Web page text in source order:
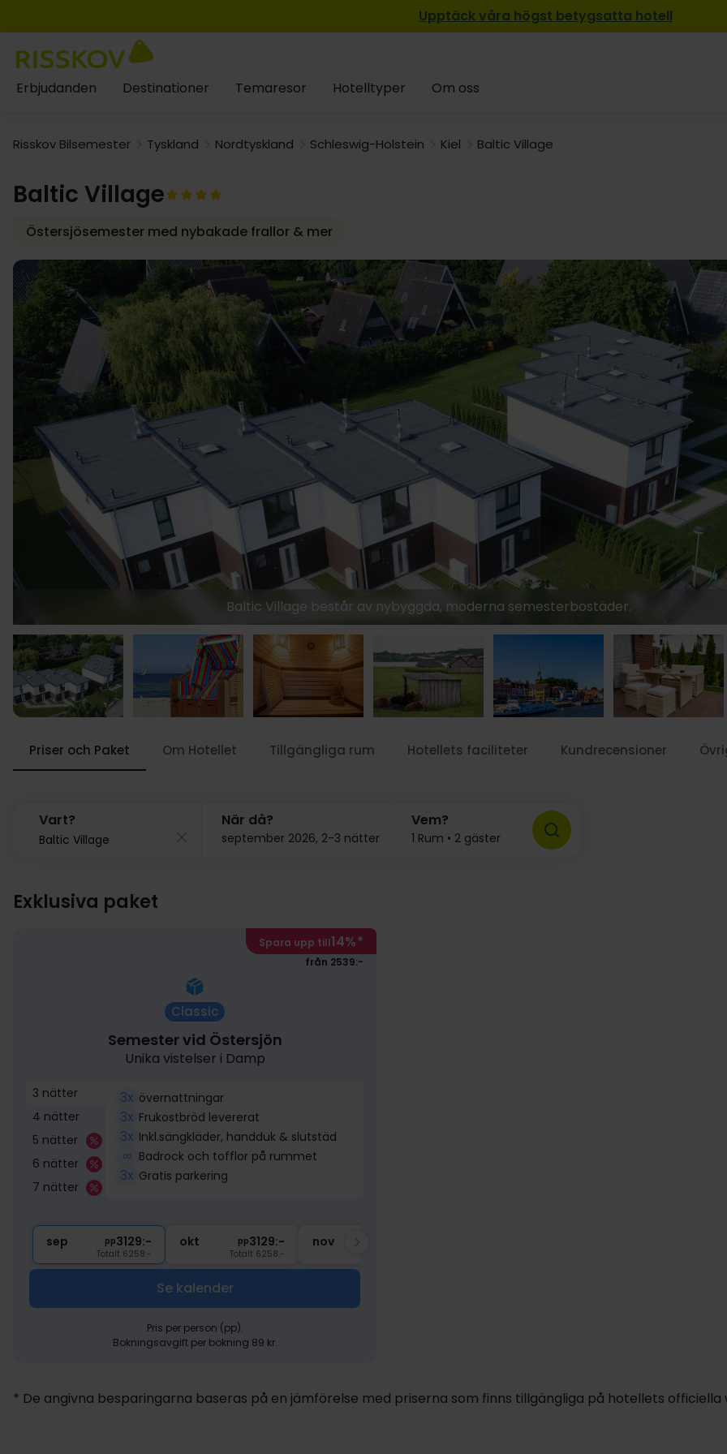
Upptäck våra högst betygsatta hotell
Erbjudanden Destinationer Temaresor Hotelltyper Om oss
Risskov Bilsemester Tyskland Nordtyskland Schleswig-Holstein Kiel Baltic Village
Baltic Village
Östersjösemester med nybakade frallor & mer
Baltic Village består av nybyggda, moderna semesterbostäder.
1879:-
2219:-
2049:-
2319:-
2019:-
1029:-
799:-
Priser och Paket Om Hotellet Tillgängliga rum Hotellets faciliteter Kundrecensioner
Vart? När då?
september 2026, 2-3 nätter
Vem?
1 Rum • 2 gäster
Exklusiva paket
Spara upp till14%*
från 2539:-
Classic
Semester vid Östersjön
Unika vistelser i Damp
3 nätter
4 nätter
5 nätter
6 nätter
7 nätter
3x övernattningar
3x Frukostbröd levererat
3x Inkl.sängkläder, handduk & slutstäd
∞ Badrock och tofflor på rummet
3x Gratis parkering
sep pp3129:-
Totalt 6258:-
okt pp3129:-
Totalt 6258:-
nov
Se kalender
Pris per person (pp).
Bokningsavgift per bokning 89 kr.
* De angivna besparingarna baseras på en jämförelse med priserna som finns tillgängliga på hotellets officiella